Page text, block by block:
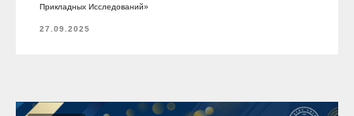
Прикладных Исследований»
27.09.2025